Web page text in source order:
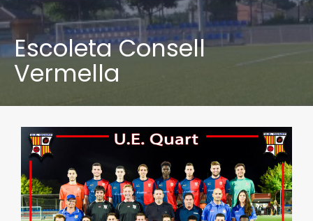
Escoleta Consell
Vermella